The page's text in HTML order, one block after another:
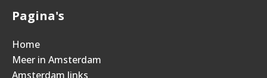
Pagina's
Home
Meer in Amsterdam
Amsterdam links